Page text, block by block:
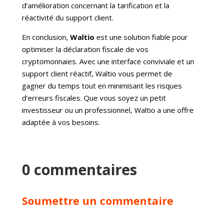
d’amélioration concernant la tarification et la
réactivité du support client.
En conclusion, Waltio est une solution fiable pour
optimiser la déclaration fiscale de vos
cryptomonnaies. Avec une interface conviviale et un
support client réactif, Waltio vous permet de
gagner du temps tout en minimisant les risques
d’erreurs fiscales. Que vous soyez un petit
investisseur ou un professionnel, Waltio a une offre
adaptée à vos besoins.
0 commentaires
Soumettre un commentaire